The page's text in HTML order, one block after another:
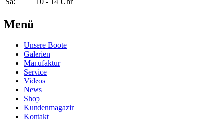
Menü
Unsere Boote
Galerien
Manufaktur
Service
Videos
News
Shop
Kundenmagazin
Kontakt